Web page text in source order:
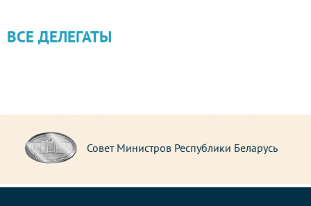
ВСЕ ДЕЛЕГАТЫ
Совет Министров Республики Беларусь